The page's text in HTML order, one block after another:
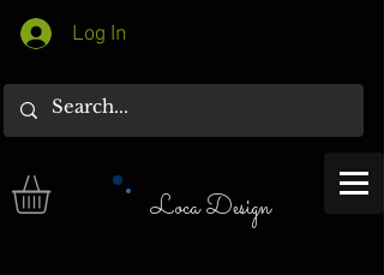
Log In
Loca Design